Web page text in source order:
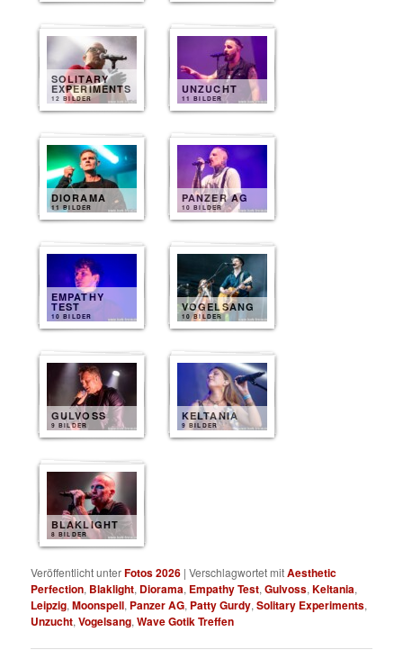
SOLITARY
EXPERIMENTS
12 BILDER
UNZUCHT
11 BILDER
DIORAMA
11 BILDER
PANZER AG
10 BILDER
EMPATHY
TEST
10 BILDER
VOGELSANG
10 BILDER
GULVOSS
9 BILDER
KELTANIA
9 BILDER
BLAKLIGHT
8 BILDER
Veröffentlicht unterFotos 2026 |Verschlagwortet mitAesthetic
Perfection, Blaklight, Diorama, Empathy Test,Gulvoss,Keltania,
Leipzig,Moonspell, Panzer AG, Patty Gurdy,Solitary Experiments,
Unzucht,Vogelsang,Wave Gotik Treffen